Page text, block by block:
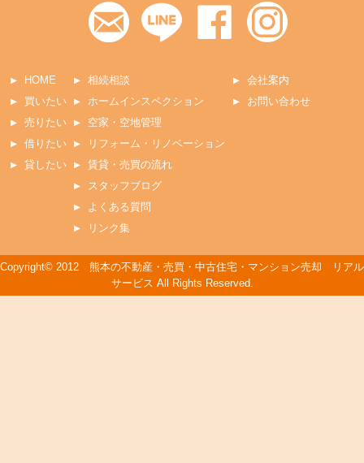
HOME
買いたい
売りたい
借りたい
貸したい
相続相談
ホームインスペクション
空家・空地管理
リフォーム・リノベーション
賃貸・売買の流れ
スタッフブログ
よくある質問
リンク集
会社案内
お問い合わせ
Copyright© 2012 熊本の不動産・売買・中古住宅・マンション売却 リアル
サービス All Rights Reserved.